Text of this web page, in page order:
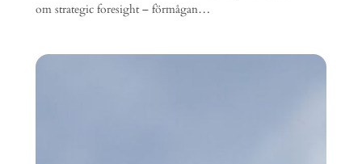
om strategic foresight – förmågan…